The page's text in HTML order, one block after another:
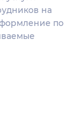
на
по